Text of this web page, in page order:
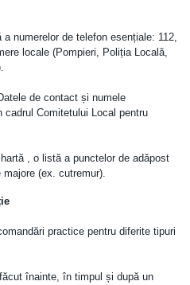
a numerelor de telefon esențiale: 112,
locale (Pompieri, Poliția Locală,
de contact și numele
cadrul Comitetului Local pentru
, o listă a punctelor de adăpost
(ex. cutremur).
practice pentru diferite tipuri
înainte, în timpul și după un